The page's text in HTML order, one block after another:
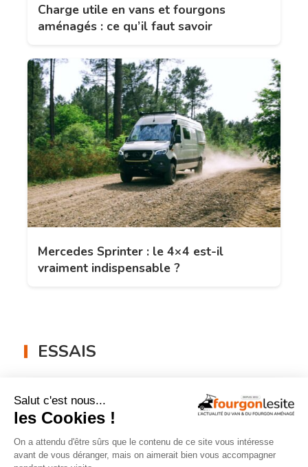
Charge utile en vans et fourgons
aménagés : ce qu’il faut savoir
Mercedes Sprinter : le 4×4 est-il
vraiment indispensable ?
ESSAIS